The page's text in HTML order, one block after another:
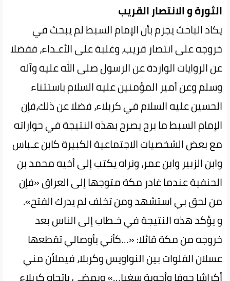
الثورة و الانتصار القريب
يكاد الباحث يجزم بأن الإمام السبط‌ لم‌ يبحث في
خروجه على انتصار قريب، وغلبة على الأعـداء، ففضلا
عن الروايات الواردة عن الرسول صلى الله عليه وآله
وسلم وعن أمير المؤمنين عليه السلام باستثناء
الحسين عليه السلام في كربلاء، فضلا عن ذلك،فإن
الإمام السبط ما برح يصرح‌ بهذه‌ النتيجة في حواراته
مع بعض الشخصيات الاجتماعية الكبيرة كابن عـباس
وابن الزبير وابن عمر، ونراه يكتب إلى أخيه محمد بن
الحنفية عندما غادر مكة متوجها إلى العراق «فإن‌
من‌ لحق بي استشهد ومن تخلف لم يدرك الفتح».
و يؤكد هذه النتيجة في خـطاب إلى الناس بعد
خروجه من مكة قائلا: «…كأني بأوصالي تقطعها
عسلان الفلوات بين النواويس وكربلا، فيملأن‌ مني‌
أكراشا‌ جوفا وأحوية سغبا…» ويمضي باتجاه‌ كربلاء‌